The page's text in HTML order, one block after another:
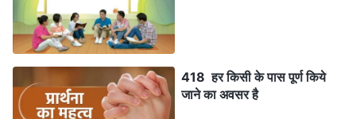
418 हर किसी के पास पूर्ण किये
जाने का अवसर है